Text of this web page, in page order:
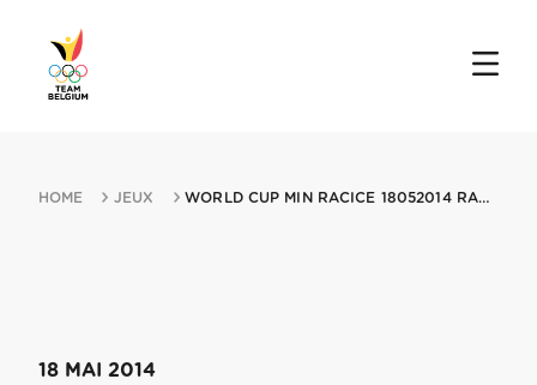
HOME JEUX WORLD CUP MIN RACICE 18052014 RACICE
18 MAI 2014